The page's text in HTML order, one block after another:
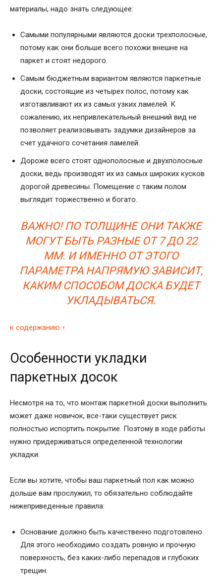
материалы, надо знать следующее:
Самыми популярными являются доски трехполосные,
потому как они больше всего похожи внешне на
паркет и стоят недорого.
Самым бюджетным вариантом являются паркетные
доски, состоящие из четырех полос, потому как
изготавливают их из самых узких ламелей. К
сожалению, их непривлекательный внешний вид не
позволяет реализовывать задумки дизайнеров за
счет удачного сочетания ламелей.
Дороже всего стоят однополосные и двухполосные
доски, ведь производят их из самых широких кусков
дорогой древесины. Помещение с таким полом
выглядит торжественно и богато.
ВАЖНО! ПО ТОЛЩИНЕ ОНИ ТАКЖЕ
МОГУТ БЫТЬ РАЗНЫЕ ОТ 7 ДО 22
ММ. И ИМЕННО ОТ ЭТОГО
ПАРАМЕТРА НАПРЯМУЮ ЗАВИСИТ,
КАКИМ СПОСОБОМ ДОСКА БУДЕТ
УКЛАДЫВАТЬСЯ.
к содержанию ↑
Особенности укладки
паркетных досок
Несмотря на то, что монтаж паркетной доски выполнить
может даже новичок, все-таки существует риск
полностью испортить покрытие. Поэтому в ходе работы
нужно придерживаться определенной технологии
укладки.
Если вы хотите, чтобы ваш паркетный пол как можно
дольше вам прослужил, то обязательно соблюдайте
нижеприведенные правила:
Основание должно быть качественно подготовлено.
Для этого необходимо создать ровную и прочную
поверхность, без каких-либо перепадов и глубоких
трещин.